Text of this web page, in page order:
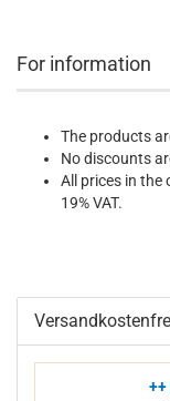
For information
The products
No discounts
All prices in the
19% VAT.
++